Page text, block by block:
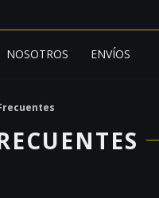
NOSOTROS ENVÍOS